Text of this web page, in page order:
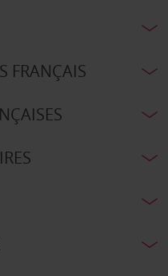
FRANÇAIS